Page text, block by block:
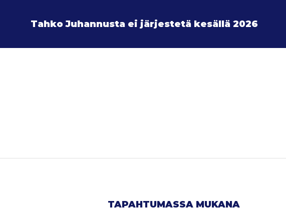
Tahko Juhannusta ei järjestetä kesällä 2026
TAPAHTUMASSA MUKANA